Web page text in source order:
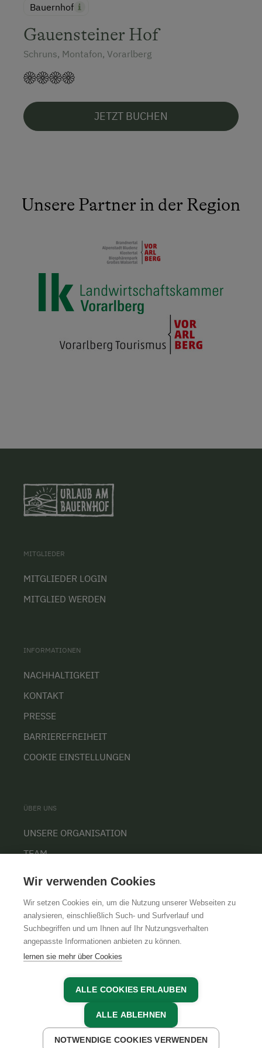
Bauernhof
Gauensteiner Hof
Schruns, Montafon, Vorarlberg
JETZT BUCHEN
Unsere Partner in der Region
MITGLIEDER
MITGLIEDER LOGIN
MITGLIED WERDEN
INFORMATIONEN
NACHHALTIGKEIT
KONTAKT
PRESSE
BARRIEREFREIHEIT
COOKIE EINSTELLUNGEN
ÜBER UNS
UNSERE ORGANISATION
TEAM
KARRIERE
AGBIMPRESSUMDATENSCHUTZ
Wir verwenden Cookies
Wir setzen Cookies ein, um die Nutzung unserer Webseiten zu
analysieren, einschließlich Such- und Surfverlauf und
Suchbegriffen und um Ihnen auf Ihr Nutzungsverhalten
angepasste Informationen anbieten zu können.
lernen sie mehr über Cookies
ALLE COOKIES ERLAUBEN
ALLE ABLEHNEN
NOTWENDIGE COOKIES VERWENDEN